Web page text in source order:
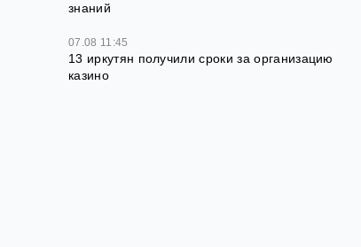
знаний
07.08 11:45
13 иркутян получили сроки за организацию
казино